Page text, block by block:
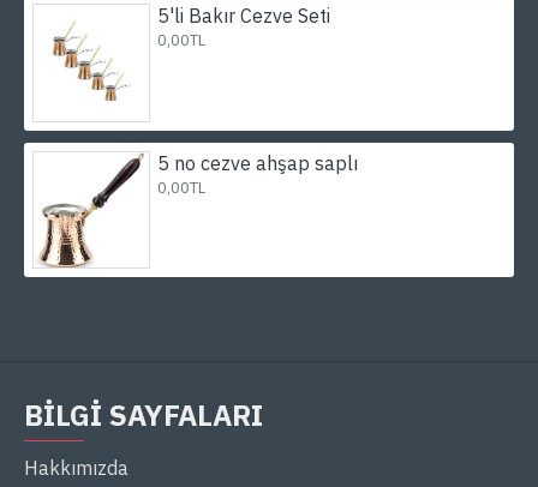
5'li Bakır Cezve Seti
0,00TL
5 no cezve ahşap saplı
0,00TL
BILGI SAYFALARI
Hakkımızda